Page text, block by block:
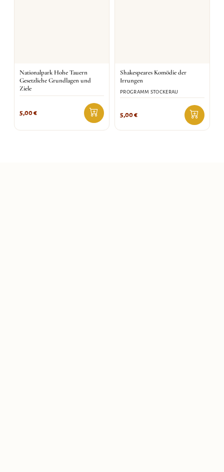
Nationalpark Hohe Tauern
Gesetzliche Grundlagen und
Ziele
5,00€
Shakespeares Komödie der
Irrungen
PROGRAMM STOCKERAU
5,00€